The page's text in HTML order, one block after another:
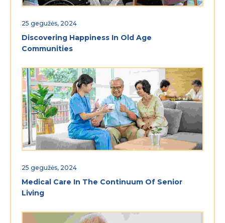
Discovering Happiness In Old Age
Communities
25 gegužės, 2024
Medical Care In The Continuum Of Senior
Living
25 gegužės, 2024